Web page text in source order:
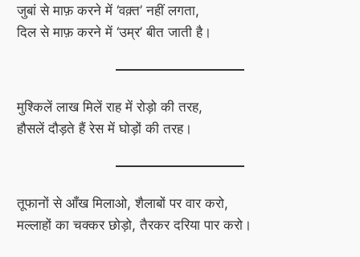
जुबां से माफ़ करने में ‘वक़्त’ नहीं लगता,
दिल से माफ़ करने में ‘उम्र’ बीत जाती है।
मुश्किलें लाख मिलें राह में रोड़ो की तरह,
हौसलें दौड़ते हैं रेस में घोड़ों की तरह।
तूफानों से आँख मिलाओ, शैलाबों पर वार करो,
मल्लाहों का चक्कर छोड़ो, तैरकर दरिया पार करो।